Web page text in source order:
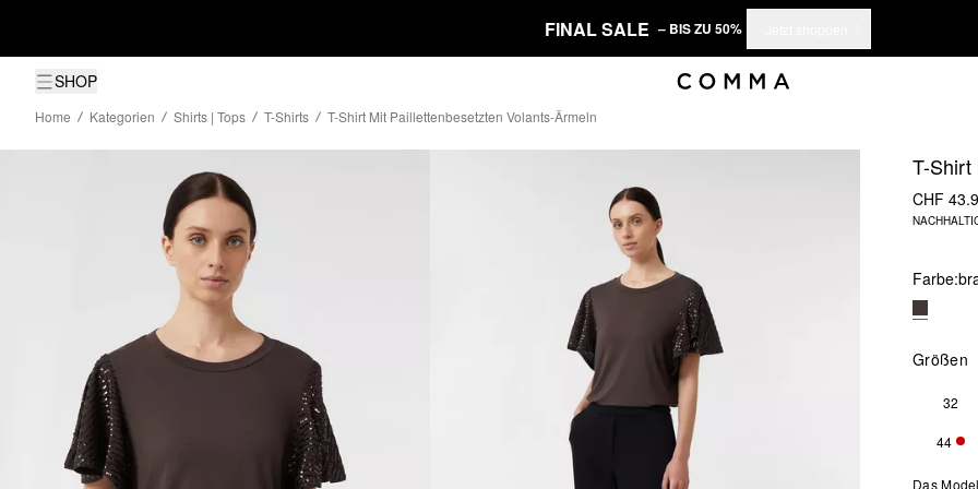
FINAL SALE – BIS ZU 50%
SHOP
Home
Kategorien Shirts | Tops T-Shirts T-Shirt Mit Paillettenbesetzten Volants-Ärmeln
T-Shirt
CHF
Farbe:
Größen
32
44
Das